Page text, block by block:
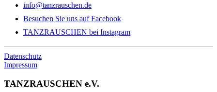
info@tanzrauschen.de
Besuchen Sie uns auf Facebook
TANZRAUSCHEN bei Instagram
Datenschutz
Impressum
TANZRAUSCHEN e.V.